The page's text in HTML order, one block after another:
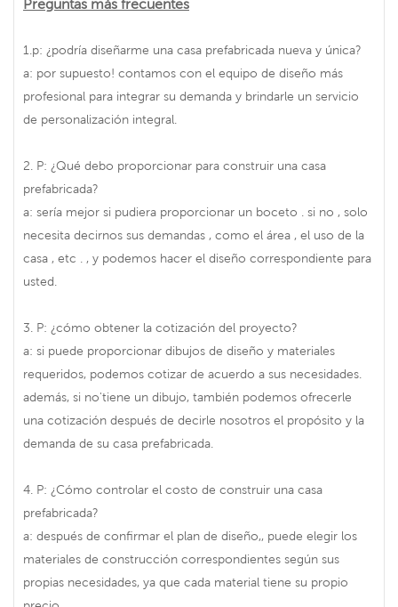
Preguntas más frecuentes
1.p: ¿podría diseñarme una casa prefabricada nueva y única?
a: por supuesto! contamos con el equipo de diseño más
profesional para integrar su demanda y brindarle un servicio
de personalización integral.
2. P: ¿Qué debo proporcionar para construir una casa
prefabricada?
a: sería mejor si pudiera proporcionar un boceto . si no , solo
necesita decirnos sus demandas , como el área , el uso de la
casa , etc . , y podemos hacer el diseño correspondiente para
usted.
3. P: ¿cómo obtener la cotización del proyecto?
a: si puede proporcionar dibujos de diseño y materiales
requeridos, podemos cotizar de acuerdo a sus necesidades.
además, si no'tiene un dibujo, también podemos ofrecerle
una cotización después de decirle nosotros el propósito y la
demanda de su casa prefabricada.
4. P: ¿Cómo controlar el costo de construir una casa
prefabricada?
a: después de confirmar el plan de diseño,, puede elegir los
materiales de construcción correspondientes según sus
propias necesidades, ya que cada material tiene su propio